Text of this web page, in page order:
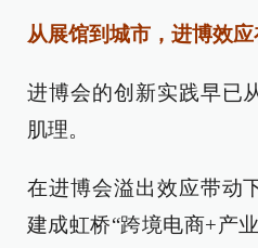
从展馆到城市，进博效
进博会的创新实践早已
肌理。
在进博会溢出效应带动
建成虹桥“跨境电商+产